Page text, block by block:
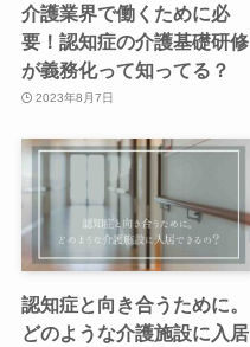
介護業界で働くために必
要！認知症の介護基礎研修
が義務化って知ってる？
2023年8月7日
認知症と向き合うために。
どのような介護施設に入居